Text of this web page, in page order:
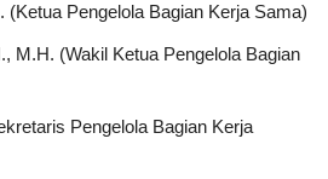
(Ketua Pengelola Bagian Kerja Sama)
M.H. (Wakil Ketua Pengelola Bagian
Pengelola Bagian Kerja